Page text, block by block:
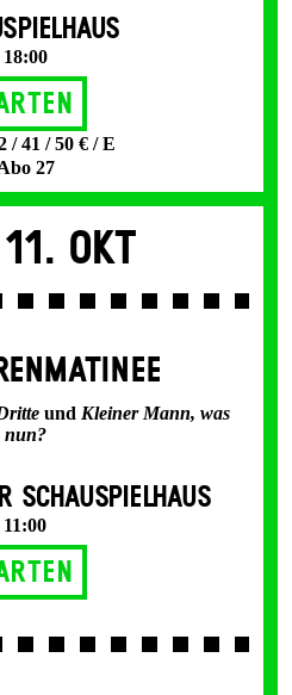
18:00
/ 41 / 50 € / E
27
11. Okt
und Kleiner Mann, was
nun?
SCHAUSPIELHAUS
11:00